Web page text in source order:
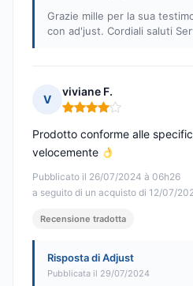
Grazie mille per la sua
con ad'just. Cordiali saluti
V
viviane F.
Nota: 4 su 5
Pubblicato il 26/07/2024 à 06h26
a seguito di un acquisto di 12/07/
Prodotto conforme alle
velocemente
Recensione tradotta
Risposta di Adjust
Pubblicata il 29/07/2024